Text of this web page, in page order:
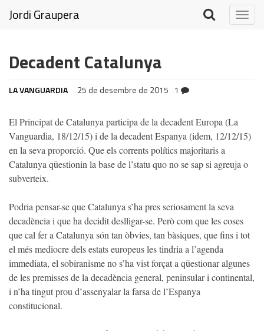
Jordi Graupera
Decadent Catalunya
LA VANGUARDIA 25 de desembre de 2015 1
El Principat de Catalunya participa de la decadent Europa (La
Vanguardia, 18/12/15) i de la decadent Espanya (idem, 12/12/15)
en la seva proporció. Que els corrents polítics majoritaris a
Catalunya qüestionin la base de l’statu quo no se sap si agreuja o
subverteix.
Podria pensar-se que Catalunya s’ha pres seriosament la seva
decadència i que ha decidit deslligar-se. Però com que les coses
que cal fer a Catalunya són tan òbvies, tan bàsiques, que fins i tot
el més mediocre dels estats europeus les tindria a l’agenda
immediata, el sobiranisme no s’ha vist forçat a qüestionar algunes
de les premisses de la decadència general, peninsular i continental,
i n’ha tingut prou d’assenyalar la farsa de l’Espanya
constitucional.